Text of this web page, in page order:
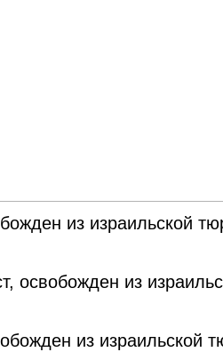
из израильской
освобожден из
из израильской